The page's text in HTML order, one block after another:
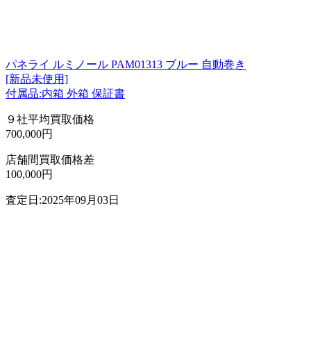
パネライ ルミノール PAM01313 ブルー 自動巻き
[新品未使用]
付属品:内箱 外箱 保証書
９社平均買取価格
700,000円
店舗間買取価格差
100,000円
査定日:2025年09月03日